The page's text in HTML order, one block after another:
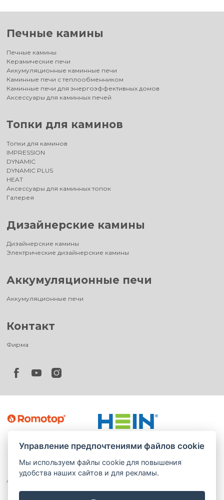
Печные камины
Печные камины
Керамические печи
Аккумуляционные каминные печи
Каминные печи с теплообменником
Каминные печи для энергоэффективных домов
Аксессуары для каминных печей
Топки для каминов
Топки для каминов
IMPRESSION
DYNAMIC
DYNAMIC PLUS
HEAT
Аксессуары для каминных топок
Галерея
Дизайнерские камины
Дизайнерские камины
Электрические дизайнерские камины
Аккумуляционные печи
Аккумуляционные печи
Контакт
Фирма
Управление предпочтениями файлов cookie
Мы используем файлы cookie для повышения
удобства наших сайтов и для рекламы.